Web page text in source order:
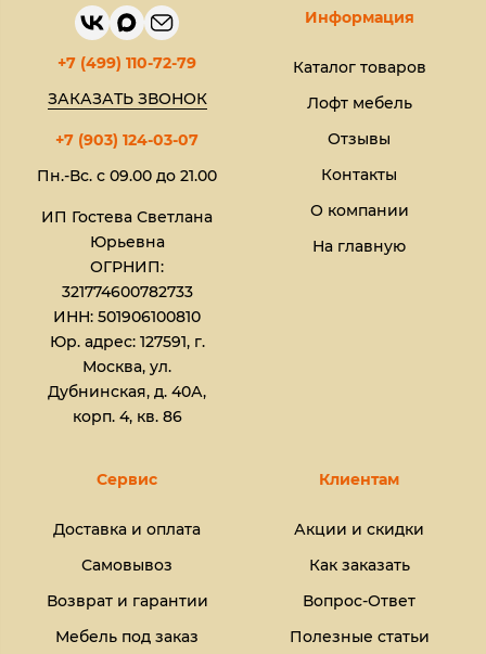
+7 (499) 110-72-79
ЗАКАЗАТЬ ЗВОНОК
+7 (903) 124-03-07
Пн.-Вс. с 09.00 до 21.00
ИП Гостева Светлана
Юрьевна​
ОГРНИП:
321774600782733
ИНН: 501906100810
Юр. адрес: 127591, г.
Москва, ул.
Дубнинская, д. 40А,
корп. 4, кв. 86
Информация
Каталог товаров
Лофт мебель
Отзывы
Контакты
О компании
На главную
Сервис
Доставка и оплата
Самовывоз
Возврат и гарантии
Мебель под заказ
Клиентам
Акции и скидки
Как заказать
Вопрос-Ответ
Полезные статьи